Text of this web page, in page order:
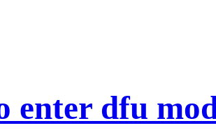
enter dfu